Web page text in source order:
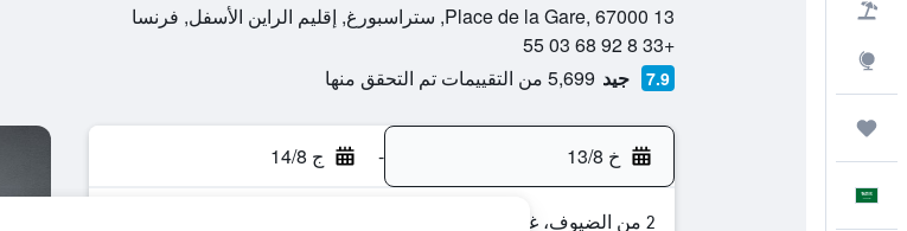
13 Place de la Gare, 67000, ستراسبورغ, إقليم الراين الأسفل, فرنسا
+33 8 92 68 03 55
7.9 جيد 5,699 من التقييمات تم التحقق منها
خ 13/8 - ج 14/8
2 من الضيوف، غرفة واحدة